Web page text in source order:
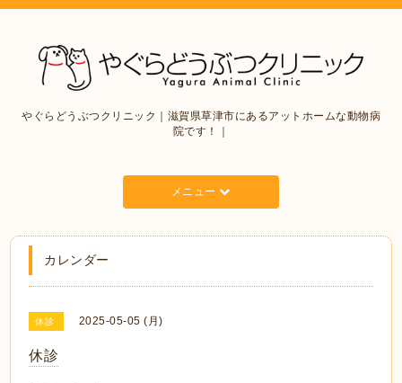
やぐらどうぶつクリニック｜滋賀県草津市にあるアットホームな動物病
院です！｜
メニュー
カレンダー
休診 2025-05-05 (月)
休診